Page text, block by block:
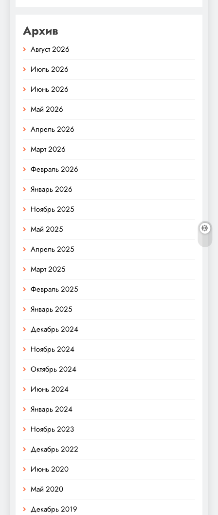
Архив
Август 2026
Июль 2026
Июнь 2026
Май 2026
Апрель 2026
Март 2026
Февраль 2026
Январь 2026
Ноябрь 2025
Май 2025
Апрель 2025
Март 2025
Февраль 2025
Январь 2025
Декабрь 2024
Ноябрь 2024
Октябрь 2024
Июнь 2024
Январь 2024
Ноябрь 2023
Декабрь 2022
Июнь 2020
Май 2020
Декабрь 2019